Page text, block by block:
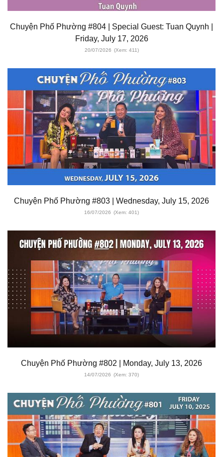
Chuyện Phố Phường #804 | Special Guest: Tuan Quynh |
Friday, July 17, 2026
20/07/2026 (Xem: 411)
Chuyện Phố Phường #803 | Wednesday, July 15, 2026
16/07/2026 (Xem: 401)
Chuyện Phố Phường #802 | Monday, July 13, 2026
14/07/2026 (Xem: 370)